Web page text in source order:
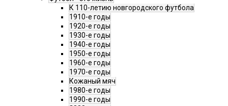
К 110-летию новгородского футбола
1910-е годы
1920-е годы
1930-е годы
1940-е годы
1950-е годы
1960-е годы
1970-е годы
Кожаный мяч
1980-е годы
1990-е годы